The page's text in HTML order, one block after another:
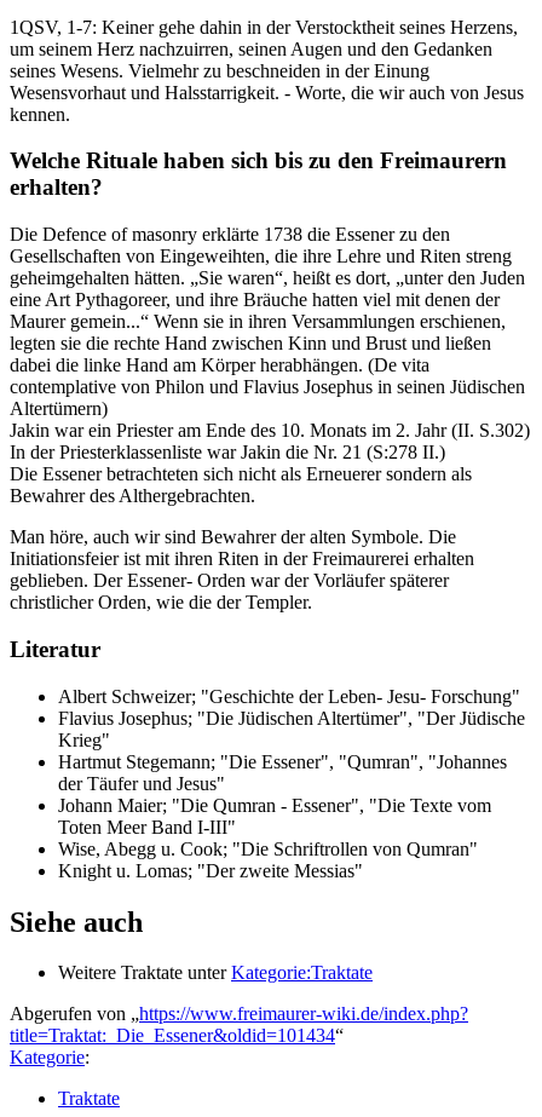
1QSV, 1-7: Keiner gehe dahin in der Verstocktheit seines Herzens,
um seinem Herz nachzuirren, seinen Augen und den Gedanken
seines Wesens. Vielmehr zu beschneiden in der Einung
Wesensvorhaut und Halsstarrigkeit. - Worte, die wir auch von Jesus
kennen.
Welche Rituale haben sich bis zu den Freimaurern
erhalten?
Die Defence of masonry erklärte 1738 die Essener zu den
Gesellschaften von Eingeweihten, die ihre Lehre und Riten streng
geheimgehalten hätten. „Sie waren“, heißt es dort, „unter den Juden
eine Art Pythagoreer, und ihre Bräuche hatten viel mit denen der
Maurer gemein...“ Wenn sie in ihren Versammlungen erschienen,
legten sie die rechte Hand zwischen Kinn und Brust und ließen
dabei die linke Hand am Körper herabhängen. (De vita
contemplative von Philon und Flavius Josephus in seinen Jüdischen
Altertümern)
Jakin war ein Priester am Ende des 10. Monats im 2. Jahr (II. S.302)
In der Priesterklassenliste war Jakin die Nr. 21 (S:278 II.)
Die Essener betrachteten sich nicht als Erneuerer sondern als
Bewahrer des Althergebrachten.
Man höre, auch wir sind Bewahrer der alten Symbole. Die
Initiationsfeier ist mit ihren Riten in der Freimaurerei erhalten
geblieben. Der Essener- Orden war der Vorläufer späterer
christlicher Orden, wie die der Templer.
Literatur
Albert Schweizer; "Geschichte der Leben- Jesu- Forschung"
Flavius Josephus; "Die Jüdischen Altertümer", "Der Jüdische
Krieg"
Hartmut Stegemann; "Die Essener", "Qumran", "Johannes
der Täufer und Jesus"
Johann Maier; "Die Qumran - Essener", "Die Texte vom
Toten Meer Band I-III"
Wise, Abegg u. Cook; "Die Schriftrollen von Qumran"
Knight u. Lomas; "Der zweite Messias"
Siehe auch
Weitere Traktate unterKategorie:Traktate
Abgerufen von „https://www.freimaurer-wiki.de/index.php?
title=Traktat:_Die_Essener&oldid=101434“
Kategorie:
Traktate